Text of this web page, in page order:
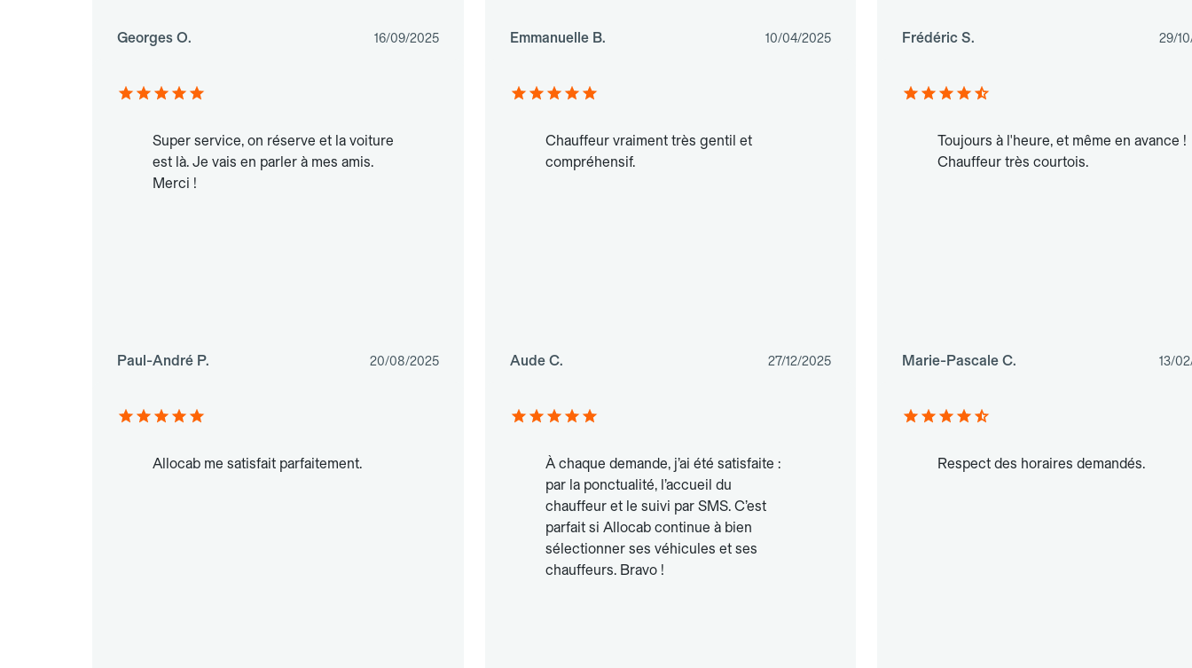
Georges O. 16/09/2025 Emmanuelle B. 10/04/2025 Frédéric S. 29/
Super service, on réserve et la voiture
est là. Je vais en parler à mes amis.
Merci !
Paul-André P. 20/08/2025
Chauffeur vraiment très gentil et
compréhensif.
Aude C. 27/12/2025
Toujours à l'heure, et même en avance !
Chauffeur très courtois.
Marie-Pascale C. 13/
Allocab me satisfait parfaitement.
À chaque demande, j’ai été satisfaite :
par la ponctualité, l’accueil du
chauffeur et le suivi par SMS. C’est
parfait si Allocab continue à bien
sélectionner ses véhicules et ses
chauffeurs. Bravo !
Respect des horaires demandés.